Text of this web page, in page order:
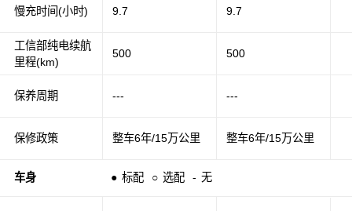
慢充时间(小时)
工信部纯电续航
里程(km)
保养周期
保修政策
车身 ● 标配 ○ 选配 - 无
9.7 9.7
500 500
--- ---
整车6年/15万公里 整车6年/15万公里